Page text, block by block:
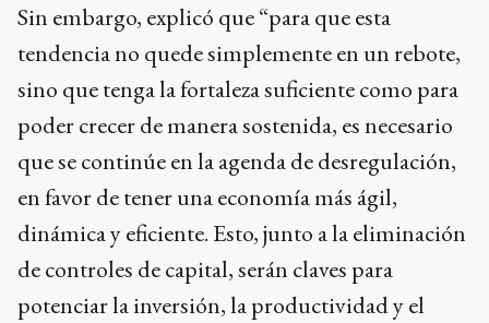
Sin embargo, explicó que “para que esta
tendencia no quede simplemente en un rebote,
sino que tenga la fortaleza suficiente como para
poder crecer de manera sostenida, es necesario
que se continúe en la agenda de desregulación,
en favor de tener una economía más ágil,
dinámica y eficiente. Esto, junto a la eliminación
de controles de capital, serán claves para
potenciar la inversión, la productividad y el